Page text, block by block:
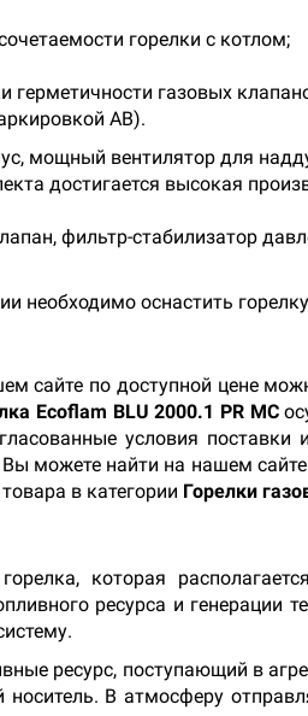
горелки с котлом;
герметичности газовых
АВ).
мощный вентилятор для
достигается высокая
фильтр-стабилизатор
необходимо оснастить
сайте по доступной цене
Ecoflam BLU 2000.1 PR MC
условия поставки
можете найти на нашем сайте
в категории Горелки
которая
ресурса и генерации
ресурс, поступающий в
В атмосферу